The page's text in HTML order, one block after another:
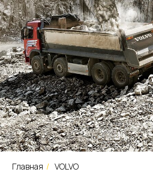
Главная / VOLVO